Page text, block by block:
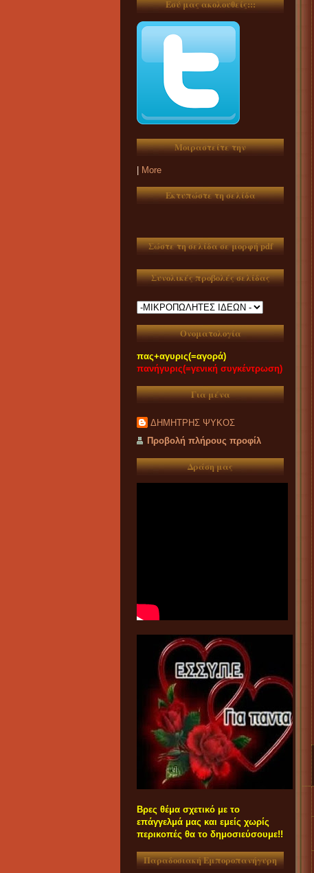
Εσύ μας ακολουθείς:::
Μοιραστείτε την
More
Εκτυπώστε τη σελίδα
Σώστε τη σελίδα σε μορφή pdf
Συνολικές προβολές σελίδας
Ονοματολογία
πας+αγυρις(=αγορά)
πανήγυρις(=γενική συγκέντρωση)
Για μένα
ΔΗΜΗΤΡΗΣ ΨΥΚΟΣ
Προβολή πλήρους προφίλ
Δράση μας
Βρες θέμα σχετικό με το
επάγγελμά μας και εμείς χωρίς
περικοπές θα το δημοσιεύσουμε!!
Παραδοσιακή Εμποροπανήγυρη